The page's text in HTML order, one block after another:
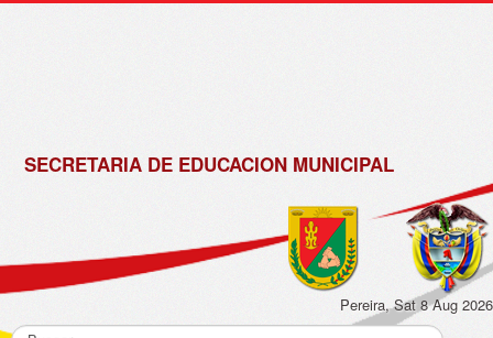
SECRETARIA DE EDUCACION MUNICIPAL
Pereira, Sat 8 Aug 2026
de